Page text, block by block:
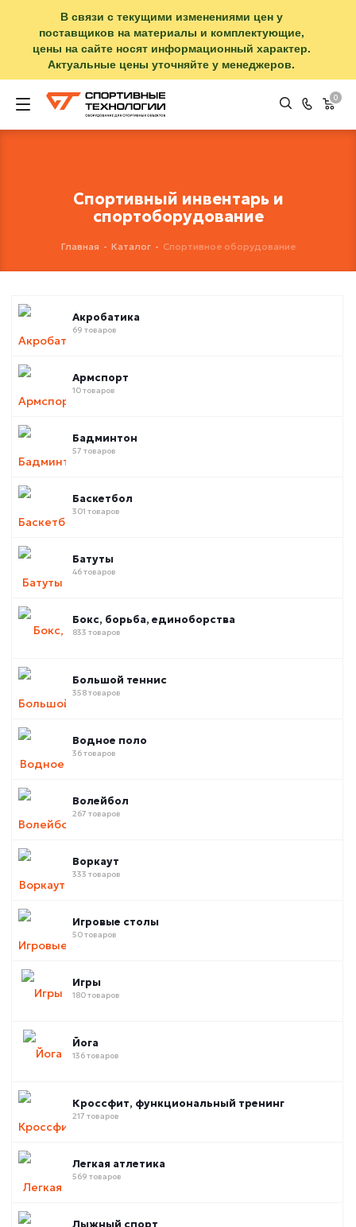
В связи с текущими изменениями цен у
поставщиков на материалы и комплектующие,
цены на сайте носят информационный характер.
Актуальные цены уточняйте у менеджеров.
0
Спортивный инвентарь и
спортоборудование
Главная - Каталог - Спортивное оборудование
Акробатика
69 товаров
Армспорт
10 товаров
Бадминтон
57 товаров
Баскетбол
301 товаров
Батуты
46 товаров
Бокс, борьба, единоборства
833 товаров
Большой теннис
358 товаров
Водное поло
36 товаров
Волейбол
267 товаров
Воркаут
333 товаров
Игровые столы
50 товаров
Игры
180 товаров
Йога
136 товаров
Кроссфит, функциональный тренинг
217 товаров
Легкая атлетика
569 товаров
Лыжный спорт